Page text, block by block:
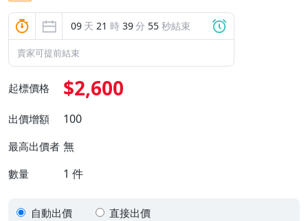
09 天 21 時 39分 54 秒結束
賣家可提前結束
起標價格 $2,600
出價增額 100
最高出價者 無
數量 1 件
自動出價 直接出價